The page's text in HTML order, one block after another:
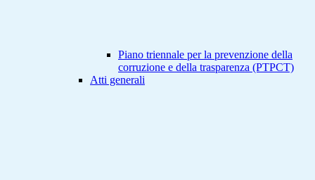
Piano triennale per la prevenzione della
corruzione e della trasparenza (PTPCT)
Atti generali